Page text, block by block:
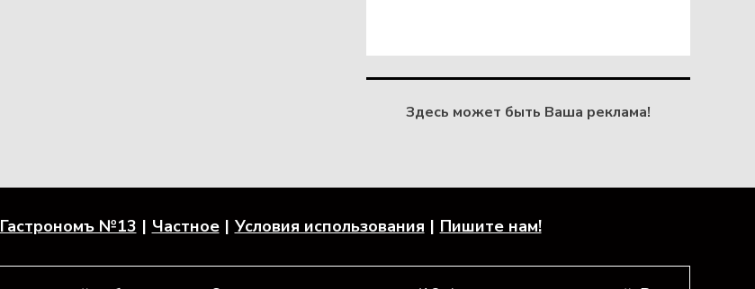
Здесь может быть Ваша реклама!
Гастрономъ №13 Частное Условия использования Пишите нам!